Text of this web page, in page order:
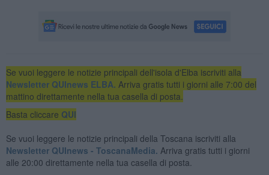
Se vuoi leggere le notizie principali dell'isola d'Elba iscriviti alla
Newsletter QUInews ELBA. Arriva gratis tutti i giorni alle 7:00 del
mattino direttamente nella tua casella di posta.
Basta cliccare QUI
Se vuoi leggere le notizie principali della Toscana iscriviti alla
Newsletter QUInews - ToscanaMedia. Arriva gratis tutti i giorni
alle 20:00 direttamente nella tua casella di posta.